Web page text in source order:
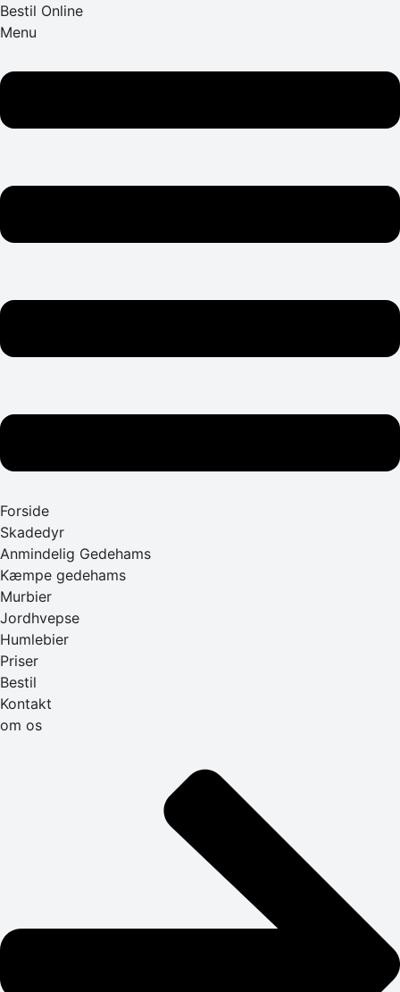
Bestil Online
Menu
Forside
Skadedyr
Anmindelig Gedehams
Kæmpe gedehams
Murbier
Jordhvepse
Humlebier
Priser
Bestil
Kontakt
om os